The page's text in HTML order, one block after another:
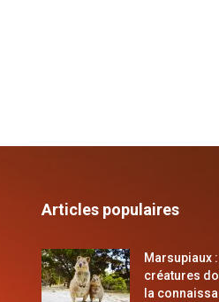
Articles populaires
Marsupiaux
créatures
la